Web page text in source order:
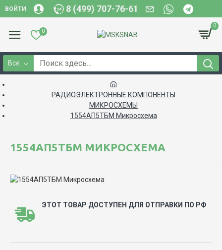
ВОЙТИ 8 (499) 707-76-61
0
0
Все
РАДИОЭЛЕКТРОННЫЕ КОМПОНЕНТЫ
МИКРОСХЕМЫ
1554АП5ТБМ Микросхема
1554АП5ТБМ МИКРОСХЕМА
ЭТОТ ТОВАР ДОСТУПЕН ДЛЯ ОТПРАВКИ ПО РФ